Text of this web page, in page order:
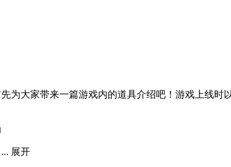
为大家带来一篇游戏内的道具介绍吧！游戏上线
展开